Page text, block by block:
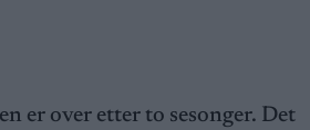
er over etter to sesonger. Det